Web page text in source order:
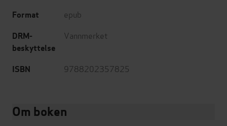
Format epub
DRM-
beskyttelse
Vannmerket
ISBN 9788202357825
Om boken